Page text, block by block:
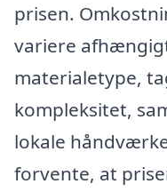
prisen.
variere
materialetype,
kompleksitet,
lokale
forvente, at